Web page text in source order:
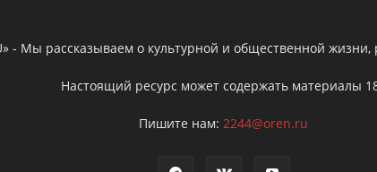
- Мы рассказываем о культурной и общественной жизни,
Настоящий ресурс может содержать материалы
Пишите нам:2244@oren.ru